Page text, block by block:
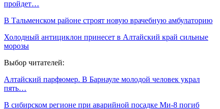
пройдет…
В Тальменском районе строят новую врачебную амбулаторию
Холодный антициклон принесет в Алтайский край сильные
морозы
Выбор читателей:
Алтайский парфюмер. В Барнауле молодой человек украл
пять…
В сибирском регионе при аварийной посадке Ми-8 погиб